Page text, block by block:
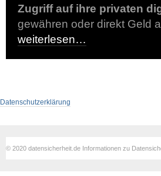
Zugriff auf ihre privaten
gewähren oder direkt Geld
weiterlesen…
Datenschutzerklärung
© 2020 datensicherheit.de Informationen zu